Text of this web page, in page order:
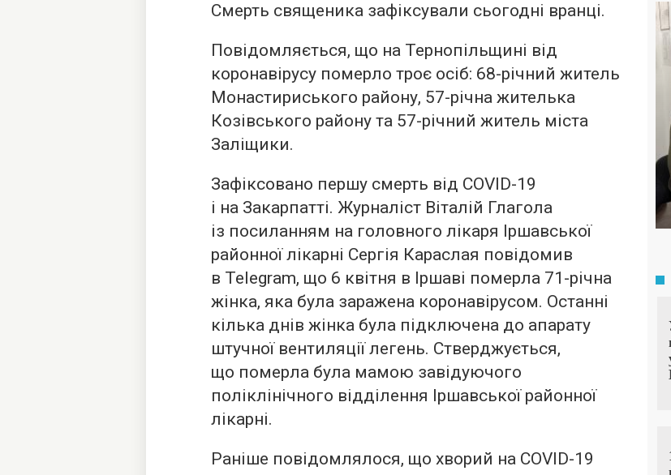
Смерть священика зафіксували сьогодні вранці.
Повідомляється, що на Тернопільщині від
коронавірусу померло троє осіб: 68-річний житель
Монастириського району, 57-річна жителька
Козівського району та 57-річний житель міста
Заліщики.
Зафіксовано першу смерть від COVID-19
і на Закарпатті. Журналіст Віталій Глагола
із посиланням на головного лікаря Іршавської
районної лікарні Сергія Караслая повідомив
в Telegram, що 6 квітня в Іршаві померла 71-річна
жінка, яка була заражена коронавірусом. Останні
кілька днів жінка була підключена до апарату
штучної вентиляції легень. Стверджується,
що померла була мамою завідуючого
поліклінічного відділення Іршавської районної
лікарні.
Раніше повідомлялося, що хворий на COVID-19